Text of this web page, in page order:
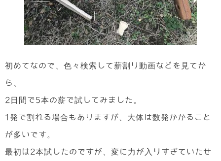
初めてなので、色々検索して薪割り動画などを見てか
ら、
2日間で5本の薪で試してみました。
1発で割れる場合もありますが、大体は数発かかること
が多いです。
最初は2本試したのですが、変に力が入りすぎていたせ